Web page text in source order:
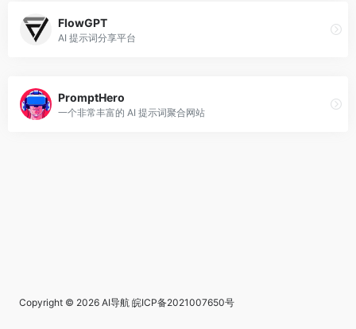
FlowGPT
AI 提示词分享平台
PromptHero
一个非常丰富的 AI 提示词聚合网站
Copyright © 2026 AI导航 皖ICP备2021007650号